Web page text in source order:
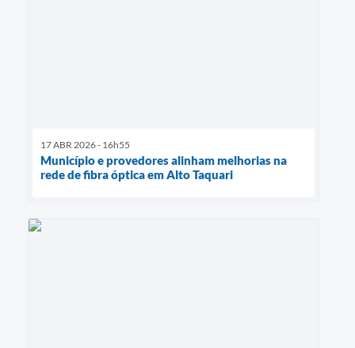
17 ABR 2026 - 16h55
Município e provedores alinham melhorias na
rede de fibra óptica em Alto Taquari